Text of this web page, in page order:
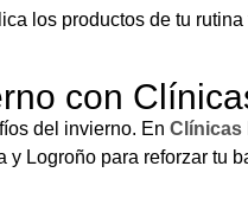
los productos de tu
con
del invierno. En Clínicas
Logroño para reforzar tu